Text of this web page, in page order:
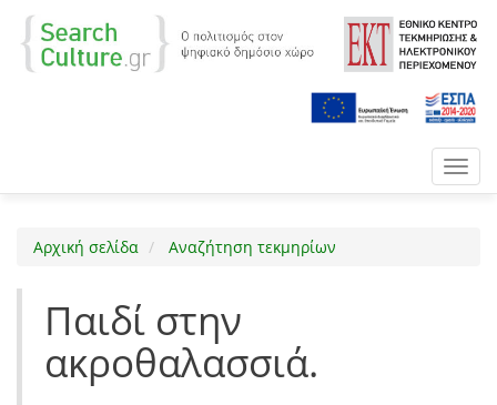
Αρχική σελίδα Αναζήτηση τεκμηρίων
Παιδί στην
ακροθαλασσιά.